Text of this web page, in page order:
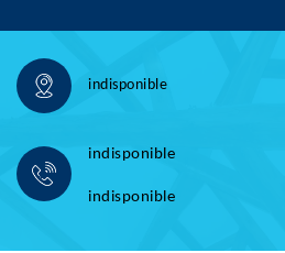
indisponible
indisponible
indisponible